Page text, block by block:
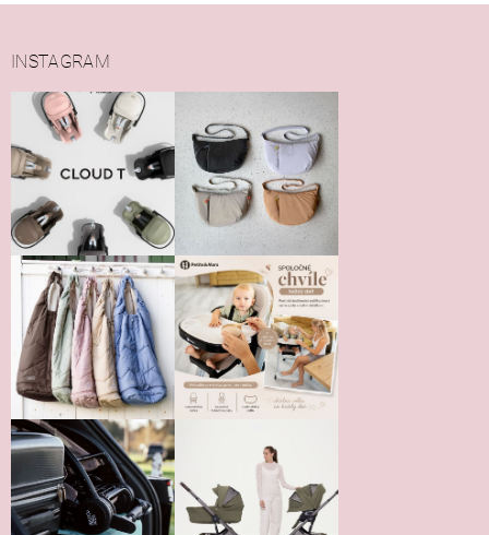
Vložením hodnotenie súhlasíte s
podmienkami ochrany
osobných údajov
INSTAGRAM